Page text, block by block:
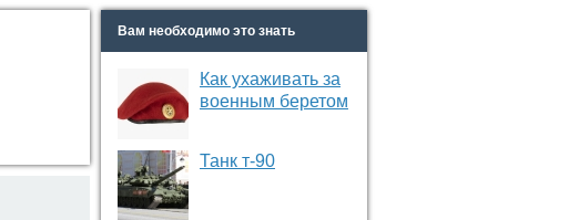
Вам необходимо это знать
Как ухаживать за
военным беретом
Танк т-90